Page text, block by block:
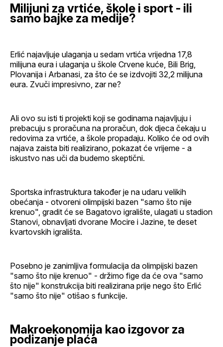
Milijuni za vrtiće, škole i sport - ili
samo bajke za medije?
Erlić najavljuje ulaganja u sedam vrtića vrijedna 17,8
milijuna eura i ulaganja u škole Crvene kuće, Bili Brig,
Plovanija i Arbanasi, za što će se izdvojiti 32,2 milijuna
eura. Zvuči impresivno, zar ne?
Ali ovo su isti ti projekti koji se godinama najavljuju i
prebacuju s proračuna na proračun, dok djeca čekaju u
redovima za vrtiće, a škole propadaju. Koliko će od ovih
najava zaista biti realizirano, pokazat će vrijeme - a
iskustvo nas uči da budemo skeptični.
Sportska infrastruktura također je na udaru velikih
obećanja - otvoreni olimpijski bazen "samo što nije
krenuo", gradit će se Bagatovo igralište, ulagati u stadion
Stanovi, obnavljati dvorane Mocire i Jazine, te deset
kvartovskih igrališta.
Posebno je zanimljiva formulacija da olimpijski bazen
"samo što nije krenuo" - držimo fige da će ova "samo
što nije" konstrukcija biti realizirana prije nego što Erlić
"samo što nije" otišao s funkcije.
Makroekonomija kao izgovor za
podizanje plaća